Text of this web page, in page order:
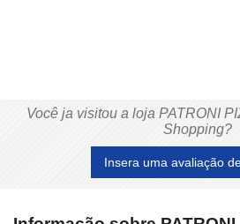
Você ja visitou a loja PATRONI
Shopping?
Insera uma avaliação